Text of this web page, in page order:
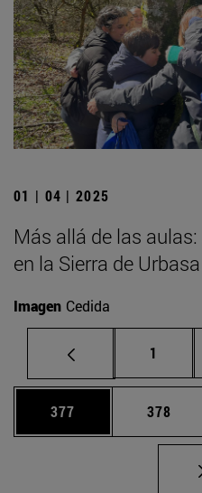
01 | 04 | 2025
Más allá de las
en la Sierra de Urbasa
Imagen Cedida
Página
1
Página
377 Página
378